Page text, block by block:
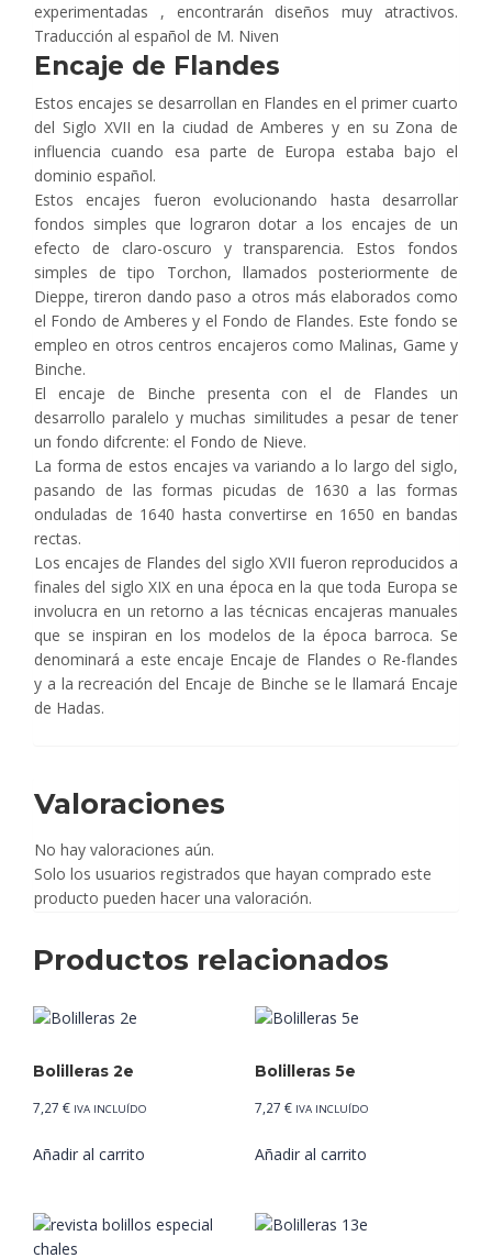
experimentadas , encontrarán diseños muy atractivos.
Traducción al español de M. Niven
Encaje de Flandes
Estos encajes se desarrollan en Flandes en el primer cuarto
del Siglo XVII en la ciudad de Amberes y en su Zona de
influencia cuando esa parte de Europa estaba bajo el
dominio español.
Estos encajes fueron evolucionando hasta desarrollar
fondos simples que lograron dotar a los encajes de un
efecto de claro-oscuro y transparencia. Estos fondos
simples de tipo Torchon, llamados posteriormente de
Dieppe, tireron dando paso a otros más elaborados como
el Fondo de Amberes y el Fondo de Flandes. Este fondo se
empleo en otros centros encajeros como Malinas, Game y
Binche.
El encaje de Binche presenta con el de Flandes un
desarrollo paralelo y muchas similitudes a pesar de tener
un fondo difcrente: el Fondo de Nieve.
La forma de estos encajes va variando a lo largo del siglo,
pasando de las formas picudas de 1630 a las formas
onduladas de 1640 hasta convertirse en 1650 en bandas
rectas.
Los encajes de Flandes del siglo XVII fueron reproducidos a
finales del siglo XIX en una época en la que toda Europa se
involucra en un retorno a las técnicas encajeras manuales
que se inspiran en los modelos de la época barroca. Se
denominará a este encaje Encaje de Flandes o Re-flandes
y a la recreación del Encaje de Binche se le llamará Encaje
de Hadas.
Valoraciones
No hay valoraciones aún.
Solo los usuarios registrados que hayan comprado este
producto pueden hacer una valoración.
Productos relacionados
Bolilleras 2e
7,27 € IVA INCLUÍDO
Añadir al carrito
Bolilleras 5e
7,27 € IVA INCLUÍDO
Añadir al carrito